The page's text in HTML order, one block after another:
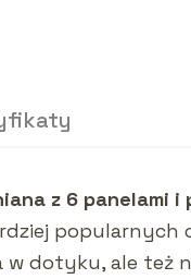
z 6 panelami
popularnych
dotyku, ale też